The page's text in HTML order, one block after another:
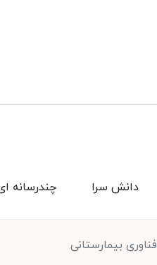
چندرسانه دانش سرا
فناوری بیمارستانی